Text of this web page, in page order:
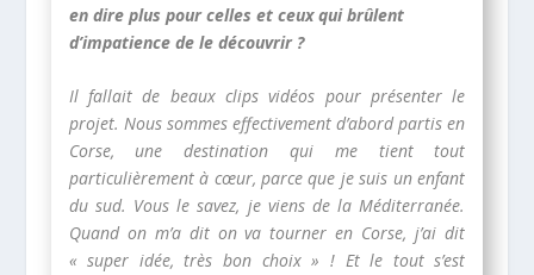
en dire plus pour celles et ceux qui brûlent
d’impatience de le découvrir ?
Il fallait de beaux clips vidéos pour présenter le
projet. Nous sommes effectivement d’abord partis en
Corse, une destination qui me tient tout
particulièrement à cœur, parce que je suis un enfant
du sud. Vous le savez, je viens de la Méditerranée.
Quand on m’a dit on va tourner en Corse, j’ai dit
« super idée, très bon choix » ! Et le tout s’est